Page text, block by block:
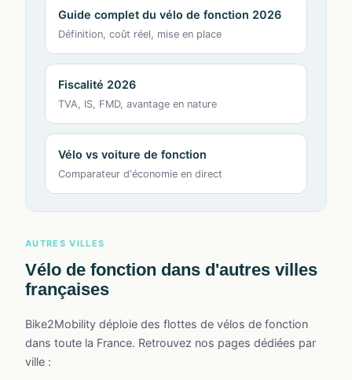
Guide complet du vélo de fonction 2026
Définition, coût réel, mise en place
Fiscalité 2026
TVA, IS, FMD, avantage en nature
Vélo vs voiture de fonction
Comparateur d'économie en direct
AUTRES VILLES
Vélo de fonction dans d'autres villes
françaises
Bike2Mobility déploie des flottes de vélos de fonction
dans toute la France. Retrouvez nos pages dédiées par
ville :